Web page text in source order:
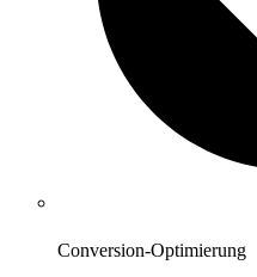
Conversion-Optimierung